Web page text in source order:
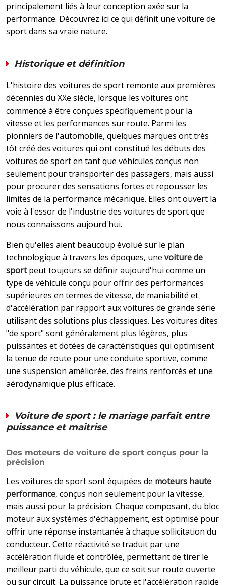
principalement liés à leur conception axée sur la
performance. Découvrez ici ce qui définit une voiture de
sport dans sa vraie nature.
Historique et définition
L'histoire des voitures de sport remonte aux premières
décennies du XXe siècle, lorsque les voitures ont
commencé à être conçues spécifiquement pour la
vitesse et les performances sur route. Parmi les
pionniers de l'automobile, quelques marques ont très
tôt créé des voitures qui ont constitué les débuts des
voitures de sport en tant que véhicules conçus non
seulement pour transporter des passagers, mais aussi
pour procurer des sensations fortes et repousser les
limites de la performance mécanique. Elles ont ouvert la
voie à l'essor de l'industrie des voitures de sport que
nous connaissons aujourd'hui.
Bien qu'elles aient beaucoup évolué sur le plan
technologique à travers les époques, une voiture de
sportpeut toujours se définir aujourd'hui comme un
type de véhicule conçu pour offrir des performances
supérieures en termes de vitesse, de maniabilité et
d'accélération par rapport aux voitures de grande série
utilisant des solutions plus classiques. Les voitures dites
"de sport" sont généralement plus légères, plus
puissantes et dotées de caractéristiques qui optimisent
la tenue de route pour une conduite sportive, comme
une suspension améliorée, des freins renforcés et une
aérodynamique plus efficace.
Voiture de sport : le mariage parfait entre
puissance et maîtrise
Des moteurs de voiture de sport conçus pour la
précision
Les voitures de sport sont équipées de moteurs haute
performance, conçus non seulement pour la vitesse,
mais aussi pour la précision. Chaque composant, du bloc
moteur aux systèmes d'échappement, est optimisé pour
offrir une réponse instantanée à chaque sollicitation du
conducteur. Cette réactivité se traduit par une
accélération fluide et contrôlée, permettant de tirer le
meilleur parti du véhicule, que ce soit sur route ouverte
ou sur circuit. La puissance brute et l'accélération rapide